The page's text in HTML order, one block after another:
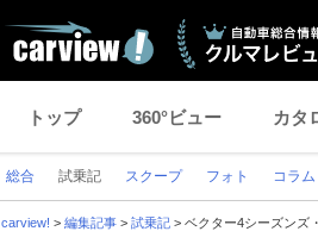
トップ 360°ビュー カタ
総合 試乗記 スクープ フォト コラム
carview! > 編集記事 > 試乗記 > ベクター4シーズンズ